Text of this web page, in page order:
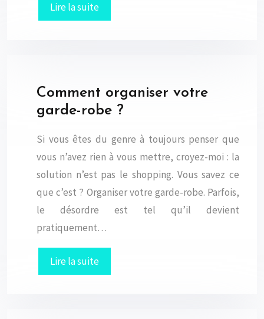
Lire la suite
Comment organiser votre
garde-robe ?
Si vous êtes du genre à toujours penser que
vous n’avez rien à vous mettre, croyez-moi : la
solution n’est pas le shopping. Vous savez ce
que c’est ? Organiser votre garde-robe. Parfois,
le désordre est tel qu’il devient
pratiquement…
Lire la suite